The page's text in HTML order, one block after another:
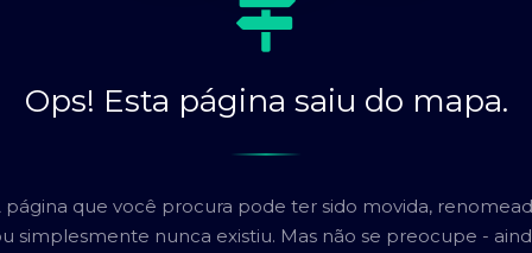
Ops! Esta página saiu do mapa.
página que você procura pode ter sido movida,
simplesmente nunca existiu. Mas não se preocupe -